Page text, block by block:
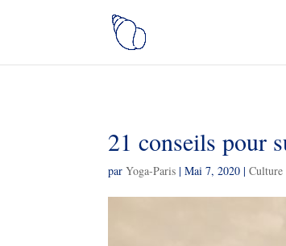
21 conseils pour
parYoga-Paris |Mai 7, 2020 |Culture